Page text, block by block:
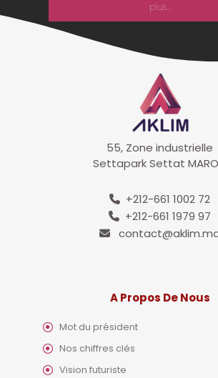
plus...
55, Zone industrielle
Settapark Settat
+212-661 1002 72
+212-661 1979 97
A Propos De Nous
Mot du président
Nos chiffres clés
Vision futuriste